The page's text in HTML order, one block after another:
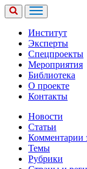
Институт
Эксперты
Спецпроекты
Мероприятия
Библиотека
О проекте
Контакты
Новости
Статьи
Комментарии
Темы
Рубрики